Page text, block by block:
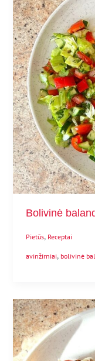
Bolivinė
Pietūs, Receptai
avinžirniai, bolivinė